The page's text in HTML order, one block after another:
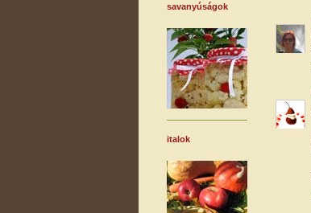
savanyúságok
italok